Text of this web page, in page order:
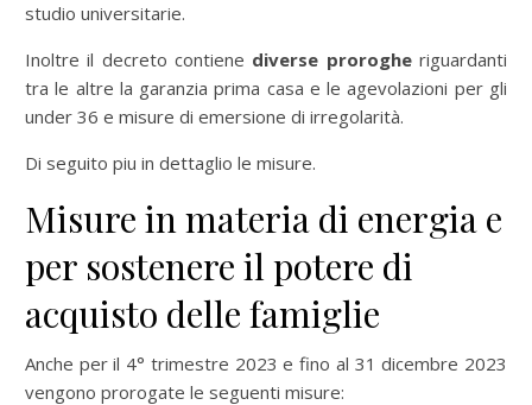
studio universitarie.
Inoltre il decreto contiene diverse prorogheriguardanti
tra le altre la garanzia prima casa e le agevolazioni per gli
under 36 e misure di emersione di irregolarità.
Di seguito piu in dettaglio le misure.
Misure in materia di energia e
per sostenere il potere di
acquisto delle famiglie
Anche per il 4° trimestre 2023 e fino al 31 dicembre 2023
vengono prorogate le seguenti misure: